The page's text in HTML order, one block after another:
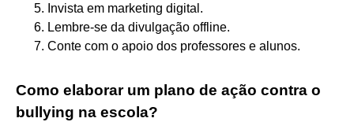
Invista em marketing digital.
Lembre-se da divulgação offline.
Conte com o apoio dos professores e alunos.
Como elaborar um plano de ação contra o
bullying na escola?